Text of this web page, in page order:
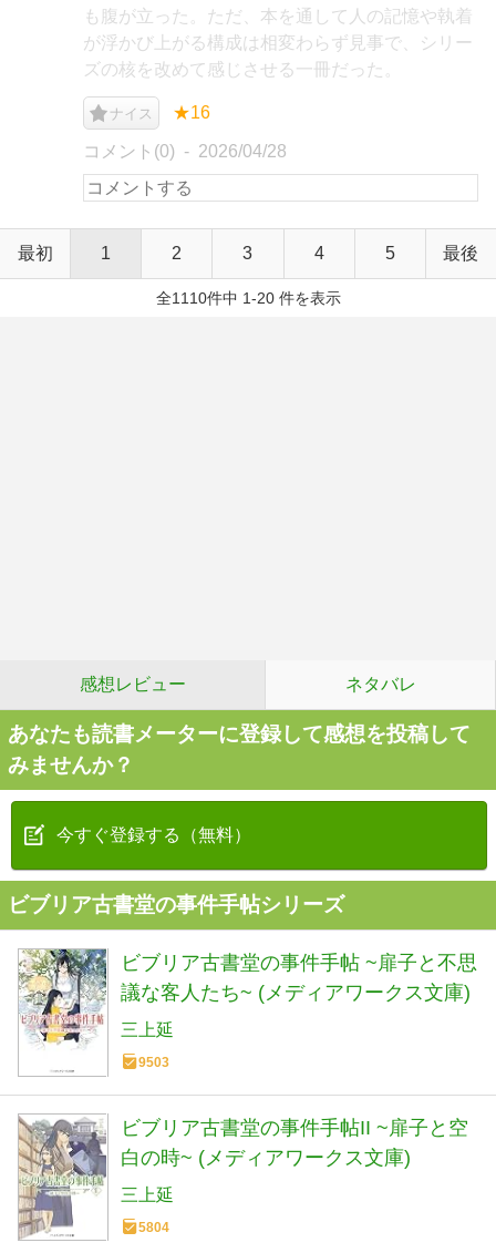
も腹が立った。ただ、本を通して人の記憶や執着
が浮かび上がる構成は相変わらず見事で、シリー
ズの核を改めて感じさせる一冊だった。
ナイス ★16
コメント(0) 2026/04/28
最初 1 2 3 4 5 最後
全1110件中 1-20 件を表示
感想レビュー ネタバレ
あなたも読書メーターに登録して感想を投稿して
みませんか？
今すぐ登録する（無料）
ビブリア古書堂の事件手帖シリーズ
ビブリア古書堂の事件手帖 ~扉子と不思
議な客人たち~ (メディアワークス文庫)
三上延
9503
ビブリア古書堂の事件手帖II ~扉子と空
白の時~ (メディアワークス文庫)
三上延
5804